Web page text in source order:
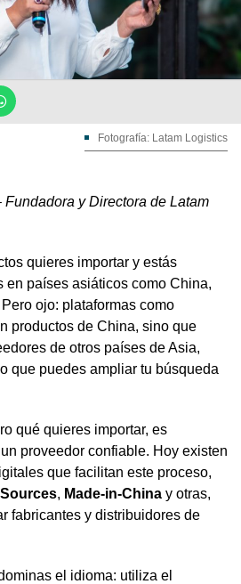
Fotografía: Latam Logistics
y Directora de Latam
quieres importar y estás
en países asiáticos como China,
ojo: plataformas como
productos de China, sino que
de otros países de Asia,
que puedes ampliar tu búsqueda
qué quieres importar, es
proveedor confiable. Hoy existen
que facilitan este proceso,
, Made-in-China y otras,
fabricantes y distribuidores de
el idioma: utiliza el